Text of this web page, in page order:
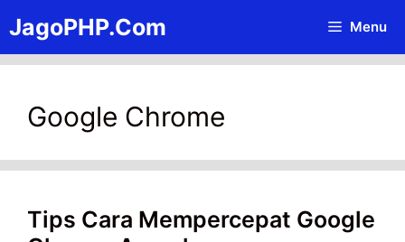
to
content
JagoPHP.Com Menu
Google Chrome
Tips Cara Mempercepat Google